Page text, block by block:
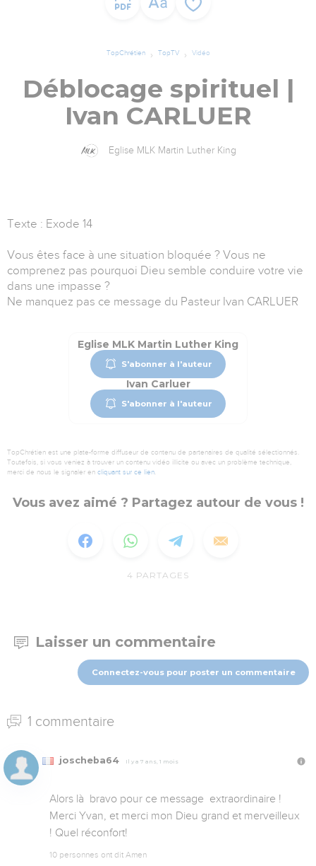
TopChrétien TopTV Vidéo
Déblocage spirituel |
Ivan CARLUER
Eglise MLK Martin Luther King
Texte : Exode 14
Vous êtes face à une situation bloquée ? Vous ne
comprenez pas pourquoi Dieu semble conduire votre vie
dans une impasse ?
Ne manquez pas ce message du Pasteur Ivan CARLUER
Eglise MLK Martin Luther King
S'abonner à l'auteur
Ivan Carluer
S'abonner à l'auteur
TopChrétien est une plate-forme diffuseur de contenu de partenaires de qualité sélectionnés.
Toutefois, si vous veniez à trouver un contenu vidéo illicite ou avec un problème technique,
merci de nous le signaler en cliquant sur ce lien.
Vous avez aimé ? Partagez autour de vous !
4 PARTAGES
Laisser un commentaire
Connectez-vous pour poster un commentaire
1 commentaire
joscheba64 Il y a 7 ans, 1 mois
Alors là  bravo pour ce message  extraordinaire !
Merci Yvan, et merci mon Dieu grand et merveilleux
! Quel réconfort!
10 personnes ont dit Amen